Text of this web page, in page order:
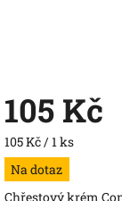
105 Kč
Měrná
cena:
105 Kč / 1 ks
Na dotaz
Chřestový krém